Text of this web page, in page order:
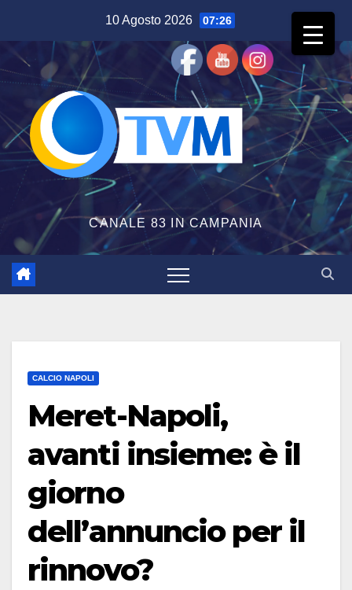
contenuto
10 Agosto 2026 07:26
CANALE 83 IN CAMPANIA
CALCIO NAPOLI
Meret-Napoli,
avanti insieme: è il
giorno
dell’annuncio per il
rinnovo?